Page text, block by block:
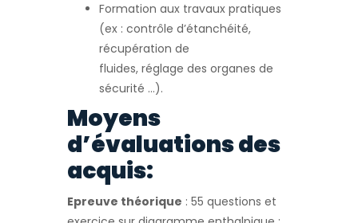
Formation aux travaux pratiques
(ex : contrôle d’étanchéité,
récupération de
fluides, réglage des organes de
sécurité …).
Moyens
d’évaluations des
acquis:
Epreuve théorique : 55 questions et